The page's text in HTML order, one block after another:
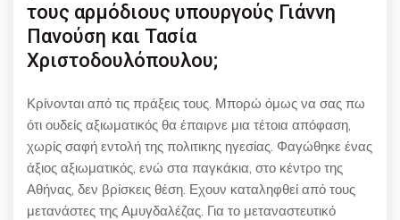
τους αρμόδιους υπουργούς Γιάννη
Πανούση και Τασία
Χριστοδουλόπουλου;
Κρίνονται από τις πράξεις τους. Μπορώ όμως να σας πω
ότι ουδείς αξιωματικός θα έπαιρνε μια τέτοια απόφαση,
χωρίς σαφή εντολή της πολιτικης ηγεσίας. Φαγώθηκε ένας
άξιος αξιωματικός, ενώ στα παγκάκια, στο κέντρο της
Αθήνας, δεν βρίσκεις θέση. Εχουν καταληφθεί από τους
μετανάστες της Αμυγδαλέζας. Για το μεταναστευτικό